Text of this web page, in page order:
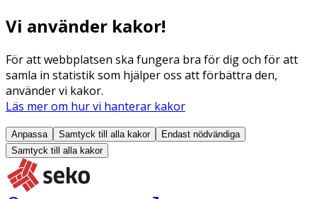
Vi använder kakor!
För att webbplatsen ska fungera bra för dig och för att
samla in statistik som hjälper oss att förbättra den,
använder vi kakor.
Läs mer om hur vi hanterar kakor
Anpassa Samtyck till alla kakor
Endast nödvändiga
Samtyck till alla kakor